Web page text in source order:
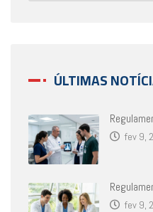
ÚLTIMAS
fev 9,
fev 9,